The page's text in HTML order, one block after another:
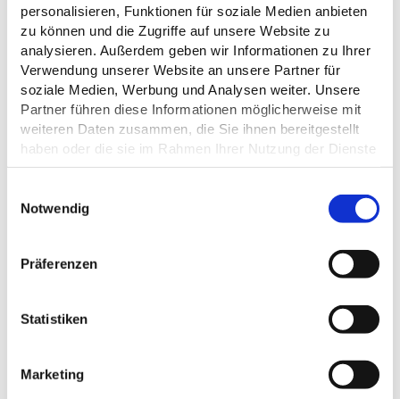
personalisieren, Funktionen für soziale Medien anbieten
zu können und die Zugriffe auf unsere Website zu
analysieren. Außerdem geben wir Informationen zu Ihrer
Verwendung unserer Website an unsere Partner für
soziale Medien, Werbung und Analysen weiter. Unsere
Partner führen diese Informationen möglicherweise mit
weiteren Daten zusammen, die Sie ihnen bereitgestellt
haben oder die sie im Rahmen Ihrer Nutzung der Dienste
gesammelt haben.
Datenschutz
Notwendig
Präferenzen
Statistiken
Marketing
Martin Wagner
Bergstraße 6
23701 Eutin
Tel.:01702172487
E-Mail: wagner@musicbuero.de
Webseite:www.musicbuero.de
Anreise planen